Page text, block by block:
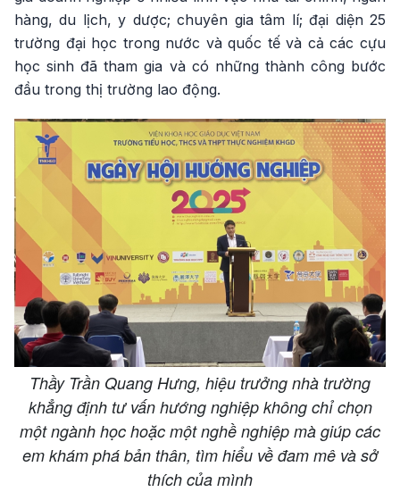
hàng, du lịch, y dược; chuyên gia tâm lí; đại diện 25
trường đại học trong nước và quốc tế và cả các cựu
học sinh đã tham gia và có những thành công bước
đầu trong thị trường lao động.
Thầy Trần Quang Hưng, hiệu trưởng nhà trường
khẳng định tư vấn hướng nghiệp không chỉ chọn
một ngành học hoặc một nghề nghiệp mà giúp các
em khám phá bản thân, tìm hiểu về đam mê và sở
thích của mình